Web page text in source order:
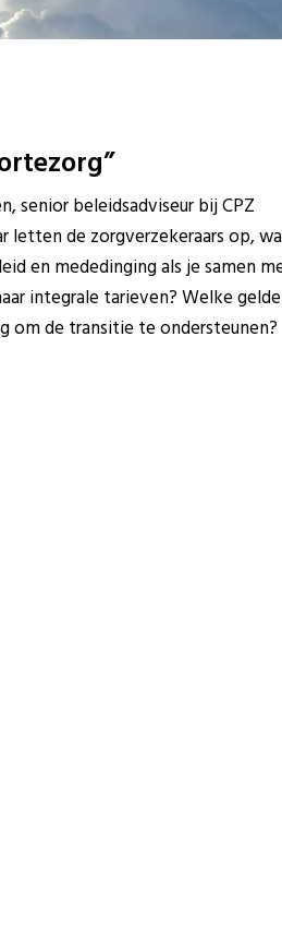
senior beleidsadviseur bij CPZ
letten de zorgverzekeraars op,
en mededinging als je samen
integrale tarieven? Welke
om de transitie te ondersteunen?